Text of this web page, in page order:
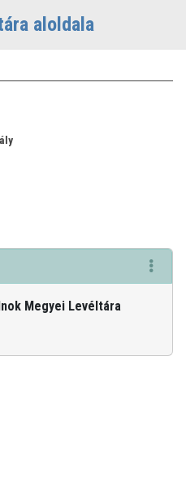
aloldala
Megyei Levéltára